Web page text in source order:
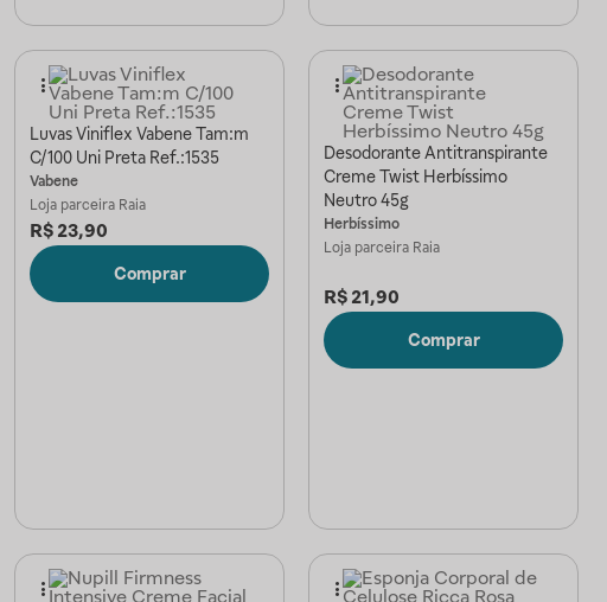
Luvas Viniflex Vabene Tam:m
C/100 Uni Preta Ref.:1535
Vabene
Loja parceira Raia
R$ 23,90
Comprar
Desodorante Antitranspirante
Creme Twist Herbíssimo
Neutro 45g
Herbíssimo
Loja parceira Raia
R$ 21,90
Comprar